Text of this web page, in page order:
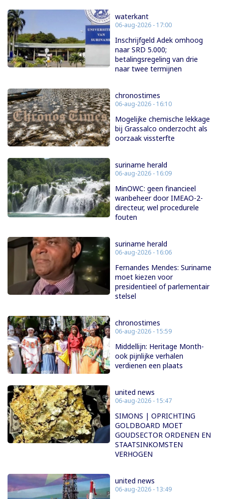
waterkant
06-aug-2026 - 17:00
Inschrijfgeld Adek omhoog
naar SRD 5.000;
betalingsregeling van drie
naar twee termijnen
chronostimes
06-aug-2026 - 16:10
Mogelijke chemische lekkage
bij Grassalco onderzocht als
oorzaak vissterfte
suriname herald
06-aug-2026 - 16:09
MinOWC: geen financieel
wanbeheer door IMEAO-2-
directeur, wel procedurele
fouten
suriname herald
06-aug-2026 - 16:06
Fernandes Mendes: Suriname
moet kiezen voor
presidentieel of parlementair
stelsel
chronostimes
06-aug-2026 - 15:59
Middellijn: Heritage Month-
ook pijnlijke verhalen
verdienen een plaats
united news
06-aug-2026 - 15:47
SIMONS | OPRICHTING
GOLDBOARD MOET
GOUDSECTOR ORDENEN EN
STAATSINKOMSTEN
VERHOGEN
united news
06-aug-2026 - 13:49